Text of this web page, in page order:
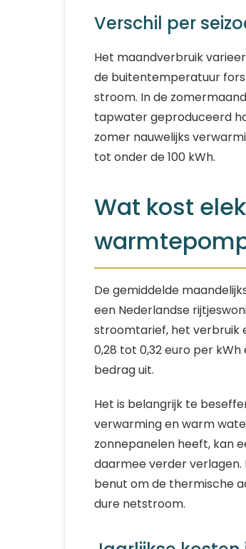
Verschil per
Het maandverbruik
de buitentemperatuur
stroom. In de
tapwater geproduceerd
zomer nauwelijks
tot onder de 100 kWh.
Wat kost
De gemiddelde
een Nederlandse
stroomtarief, het verbruik
0,28 tot 0,32 euro per
bedrag uit.
Het is belangrijk te
verwarming en warm
zonnepanelen heeft, kan
daarmee verder
benut om de thermische
dure netstroom.